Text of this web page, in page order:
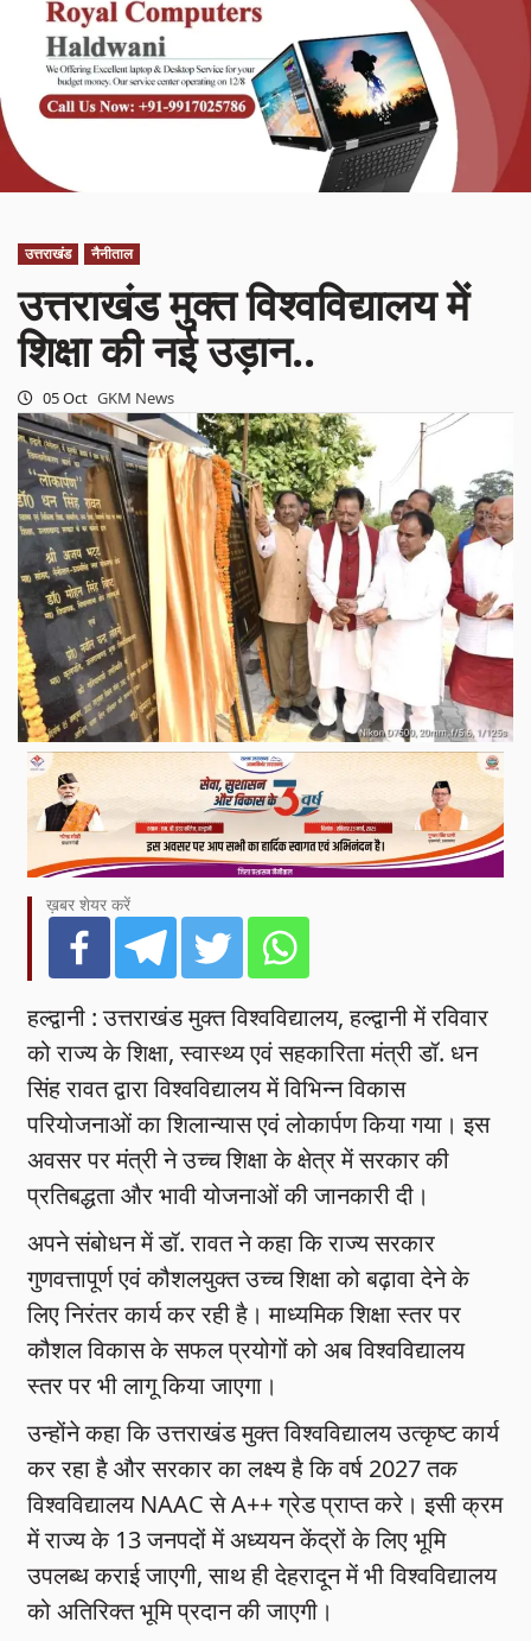
उत्तराखंड नैनीताल
उत्तराखंड मुक्त विश्वविद्यालय में
शिक्षा की नई उड़ान..
05 Oct GKM News
ख़बर शेयर करें
हल्द्वानी : उत्तराखंड मुक्त विश्वविद्यालय, हल्द्वानी में रविवार
को राज्य के शिक्षा, स्वास्थ्य एवं सहकारिता मंत्री डॉ. धन
सिंह रावत द्वारा विश्वविद्यालय में विभिन्न विकास
परियोजनाओं का शिलान्यास एवं लोकार्पण किया गया। इस
अवसर पर मंत्री ने उच्च शिक्षा के क्षेत्र में सरकार की
प्रतिबद्धता और भावी योजनाओं की जानकारी दी।
अपने संबोधन में डॉ. रावत ने कहा कि राज्य सरकार
गुणवत्तापूर्ण एवं कौशलयुक्त उच्च शिक्षा को बढ़ावा देने के
लिए निरंतर कार्य कर रही है। माध्यमिक शिक्षा स्तर पर
कौशल विकास के सफल प्रयोगों को अब विश्वविद्यालय
स्तर पर भी लागू किया जाएगा।
उन्होंने कहा कि उत्तराखंड मुक्त विश्वविद्यालय उत्कृष्ट कार्य
कर रहा है और सरकार का लक्ष्य है कि वर्ष 2027 तक
विश्वविद्यालय NAAC से A++ ग्रेड प्राप्त करे। इसी क्रम
में राज्य के 13 जनपदों में अध्ययन केंद्रों के लिए भूमि
उपलब्ध कराई जाएगी, साथ ही देहरादून में भी विश्वविद्यालय
को अतिरिक्त भूमि प्रदान की जाएगी।